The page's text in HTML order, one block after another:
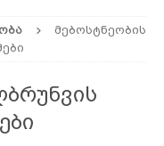
მებოსტნეობის